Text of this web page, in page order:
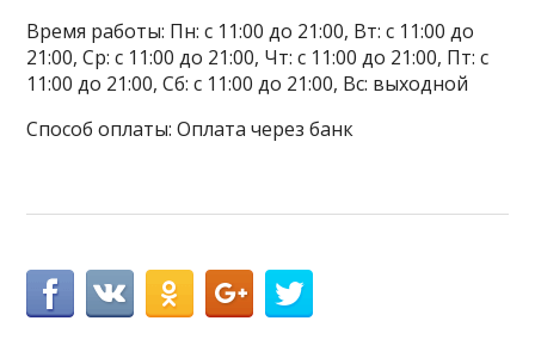
Время работы: Пн: с 11:00 до 21:00, Вт: с 11:00 до
21:00, Ср: с 11:00 до 21:00, Чт: с 11:00 до 21:00, Пт: с
11:00 до 21:00, Сб: с 11:00 до 21:00, Вс: выходной
Способ оплаты: Оплата через банк